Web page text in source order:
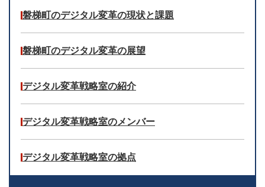
磐梯町のデジタル変革の現状と課題
磐梯町のデジタル変革の展望
デジタル変革戦略室の紹介
デジタル変革戦略室のメンバー
デジタル変革戦略室の拠点